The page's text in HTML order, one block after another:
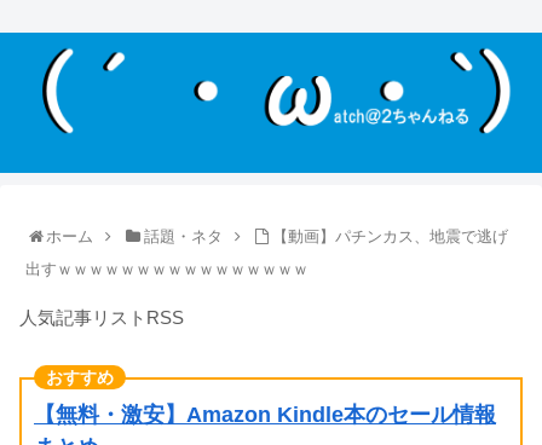
ホーム 話題・ネタ
【動画】パチンカス、地震で逃げ
出すｗｗｗｗｗｗｗｗｗｗｗｗｗｗｗｗ
人気記事リストRSS
【無料・激安】Amazon Kindle本のセール情報